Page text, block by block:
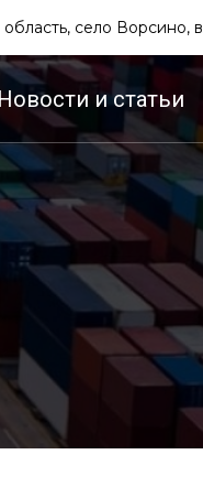
село Ворсино,
Новости и статьи